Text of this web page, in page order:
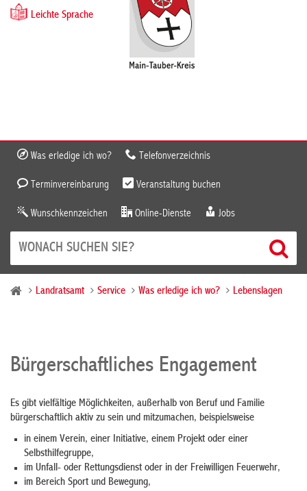
Leichte Sprache
Was erledige ich wo? Telefonverzeichnis
Terminvereinbarung Veranstaltung buchen
Wunschkennzeichen Online-Dienste Jobs
Landratsamt Service Was erledige ich wo? Lebenslagen
Bürgerschaftliches Engagement
Es gibt vielfältige Möglichkeiten, außerhalb von Beruf und Familie
bürgerschaftlich aktiv zu sein und mitzumachen, beispielsweise
in einem Verein, einer Initiative, einem Projekt oder einer
Selbsthilfegruppe,
im Unfall- oder Rettungsdienst oder in der Freiwilligen Feuerwehr,
im Bereich Sport und Bewegung,